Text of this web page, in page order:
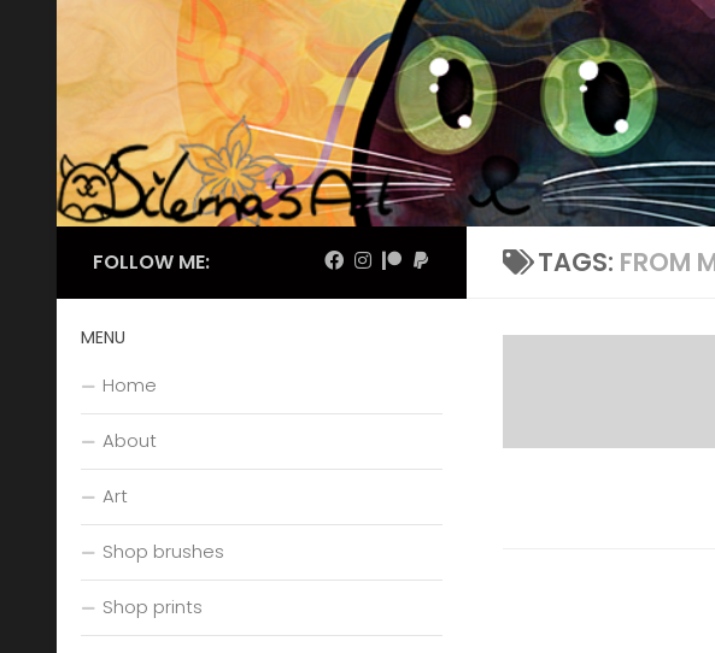
Skip to content
TAGS: FROM
FOLLOW ME:
MENU
Home
About
Art
Shop brushes
Shop prints